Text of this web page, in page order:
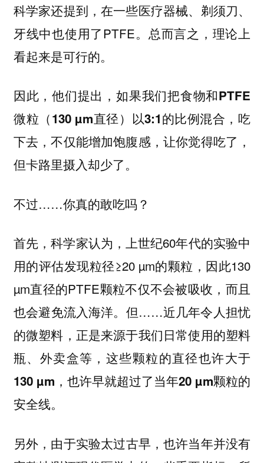
科学家还提到，在一些医疗器械、剃须刀、
牙线中也使用了PTFE。总而言之，理论上
看起来是可行的。
因此，他们提出，如果我们把食物和PTFE
微粒（130 µm直径）以3:1的比例混合 ，吃
下去，不仅能增加饱腹感，让你觉得吃了，
但卡路里摄入却少了。
不过……你真的敢吃吗？
首先，科学家认为，上世纪60年代的实验中
用的评估发现粒径≥20 µm的颗粒，因此130
µm直径的PTFE颗粒不仅不会被吸收，而且
也会避免流入海洋。但……近几年令人担忧
的微塑料，正是来源于我们日常使用的塑料
瓶、外卖盒等， 这些颗粒的直径也许大于
130 µm，也许早就超过了当年20 µm颗粒的
安全线。
另外， 由于实验太过古早，也许当年并没有